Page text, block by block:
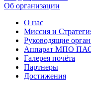
Об организации
О нас
Миссия и
Руководящие
Аппарат МПО
Галерея почёта
Партнеры
Достижения